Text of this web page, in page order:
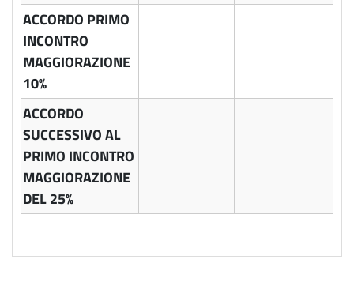
ACCORDO PRIMO
INCONTRO
MAGGIORAZIONE
10%
ACCORDO
SUCCESSIVO AL
PRIMO INCONTRO
MAGGIORAZIONE
DEL 25%